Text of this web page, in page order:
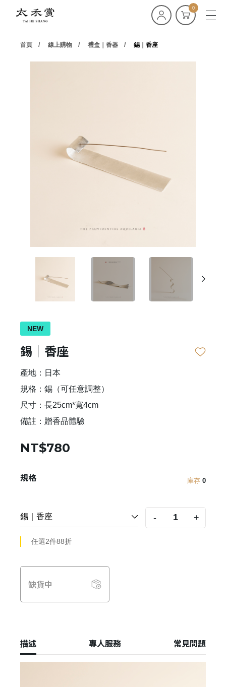
0
首頁 線上購物 禮盒｜香器 錫｜香座
NEW
錫｜香座
產地：日本
規格：錫（可任意調整）
尺寸：長25cm*寬4cm
備註：贈香品體驗
NT$780
規格 庫存 0
- +
任選2件88折
缺貨中
描述 專人服務 常見問題